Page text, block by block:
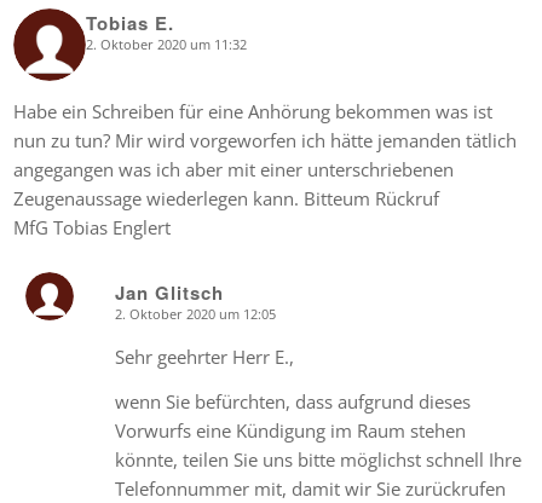
Tobias E.
says: 2. Oktober 2020 um 11:32
Habe ein Schreiben für eine Anhörung bekommen was ist
nun zu tun? Mir wird vorgeworfen ich hätte jemanden tätlich
angegangen was ich aber mit einer unterschriebenen
Zeugenaussage wiederlegen kann. Bitteum Rückruf
MfG Tobias Englert
Jan Glitsch
2. Oktober 2020 um 12:05
Sehr geehrter Herr E.,
wenn Sie befürchten, dass aufgrund dieses
Vorwurfs eine Kündigung im Raum stehen
könnte, teilen Sie uns bitte möglichst schnell Ihre
Telefonnummer mit, damit wir Sie zurückrufen